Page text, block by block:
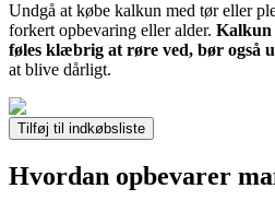
Undgå at købe kalkun med tør eller
forkert opbevaring eller alder. Kalkun
føles klæbrig at røre ved, bør også
at blive dårligt.
Tilføj til indkøbsliste
Hvordan opbevarer